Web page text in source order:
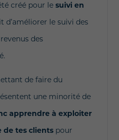
créé pour le suivi en
d’améliorer le suivi des
des
de faire du
une minorité de
apprendre à exploiter
de tes clientspour